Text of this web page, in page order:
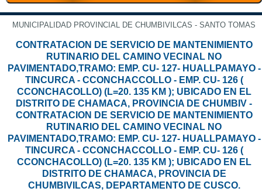
MUNICIPALIDAD PROVINCIAL DE CHUMBIVILCAS - SANTO TOMAS
CONTRATACION DE SERVICIO DE MANTENIMIENTO
RUTINARIO DEL CAMINO VECINAL NO
PAVIMENTADO,TRAMO: EMP. CU- 127- HUALLPAMAYO -
TINCURCA - CCONCHACCOLLO - EMP. CU- 126 (
CCONCHACOLLO) (L=20. 135 KM ); UBICADO EN EL
DISTRITO DE CHAMACA, PROVINCIA DE CHUMBIV -
CONTRATACION DE SERVICIO DE MANTENIMIENTO
RUTINARIO DEL CAMINO VECINAL NO
PAVIMENTADO,TRAMO: EMP. CU- 127- HUALLPAMAYO -
TINCURCA - CCONCHACCOLLO - EMP. CU- 126 (
CCONCHACOLLO) (L=20. 135 KM ); UBICADO EN EL
DISTRITO DE CHAMACA, PROVINCIA DE
CHUMBIVILCAS, DEPARTAMENTO DE CUSCO.